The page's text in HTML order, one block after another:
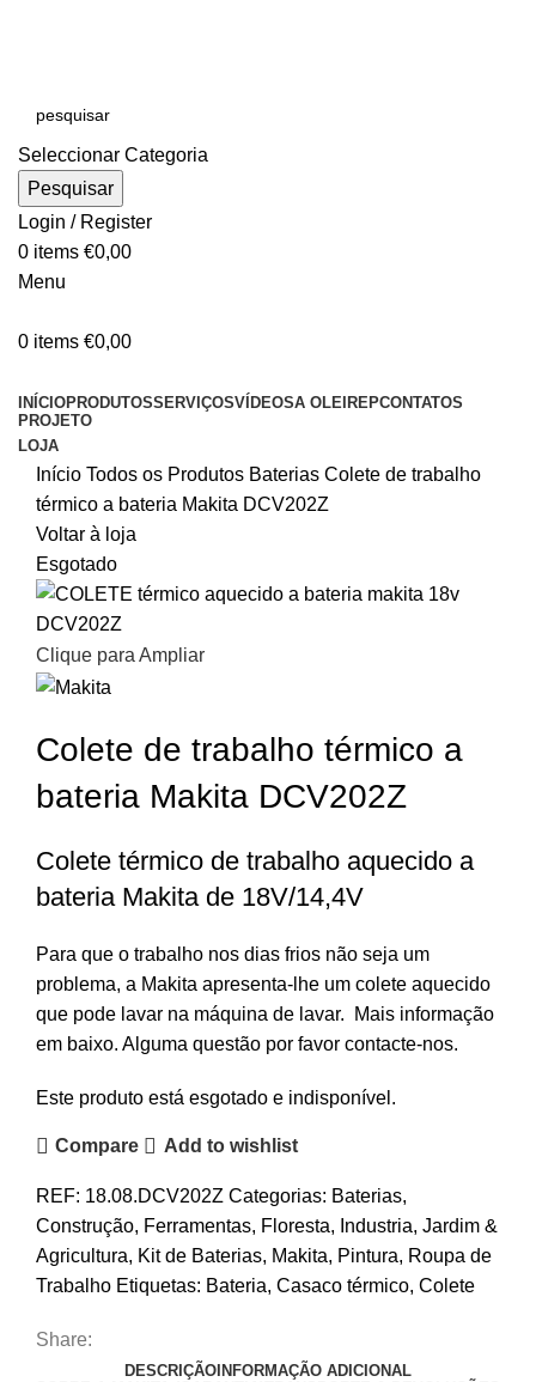
Seleccionar Categoria
Pesquisar
Login / Register
0 items €0,00
Menu
0 items €0,00
INÍCIOPRODUTOSSERVIÇOSVÍDEOSA OLEIREPCONTATOS
PROJETO
LOJA
Início Todos os Produtos Baterias Colete de trabalho
térmico a bateria Makita DCV202Z
Voltar à loja
Esgotado
Clique para Ampliar
Colete de trabalho térmico a
bateria Makita DCV202Z
Colete térmico de trabalho aquecido a
bateria Makita de 18V/14,4V
Para que o trabalho nos dias frios não seja um
problema, a Makita apresenta-lhe um colete aquecido
que pode lavar na máquina de lavar. Mais informação
em baixo. Alguma questão por favor contacte-nos.
Este produto está esgotado e indisponível.
Compare Add to wishlist
REF: 18.08.DCV202Z Categorias: Baterias,
Construção, Ferramentas, Floresta, Industria, Jardim &
Agricultura, Kit de Baterias, Makita, Pintura, Roupa de
Trabalho Etiquetas: Bateria, Casaco térmico, Colete
Share:
DESCRIÇÃOINFORMAÇÃO ADICIONAL